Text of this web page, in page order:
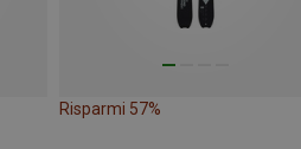
Risparmi 57%